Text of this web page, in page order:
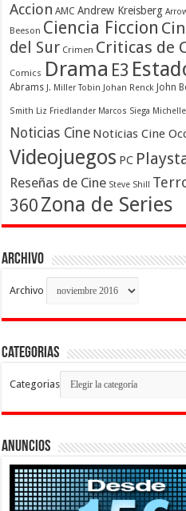
Accion AMC Andrew Kreisberg
Beeson Ciencia Ficcion
del Sur Crimen Criticas de
Comics Drama E3
Abrams J. Miller Tobin Johan Renck John
Smith Liz Friedlander Marcos Siega
Noticias Cine Noticias Cine
Videojuegos PC
Reseñas de Cine Steve Shill
360 Zona de Series
Archivo
Archivo
Categorias
Categorias
Anuncios